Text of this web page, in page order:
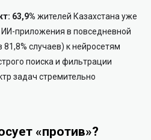
63,9% жителей Казахстана уже
ИИ-приложения в повседневной
случаев) к нейросетям
поиска и фильтрации
задач стремительно
«против»?